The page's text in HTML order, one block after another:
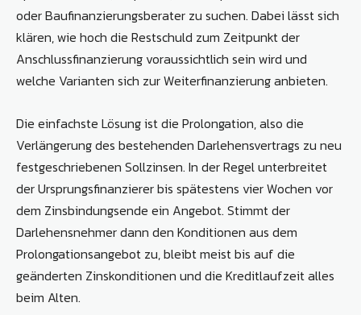
oder Baufinanzierungsberater zu suchen. Dabei lässt sich
klären, wie hoch die Restschuld zum Zeitpunkt der
Anschlussfinanzierung voraussichtlich sein wird und
welche Varianten sich zur Weiterfinanzierung anbieten.
Die einfachste Lösung ist die Prolongation, also die
Verlängerung des bestehenden Darlehensvertrags zu neu
festgeschriebenen Sollzinsen. In der Regel unterbreitet
der Ursprungsfinanzierer bis spätestens vier Wochen vor
dem Zinsbindungsende ein Angebot. Stimmt der
Darlehensnehmer dann den Konditionen aus dem
Prolongationsangebot zu, bleibt meist bis auf die
geänderten Zinskonditionen und die Kreditlaufzeit alles
beim Alten.